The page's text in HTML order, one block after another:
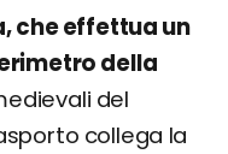
che effettua un
della
del
collega la